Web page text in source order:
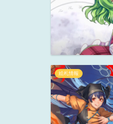
絵札情報